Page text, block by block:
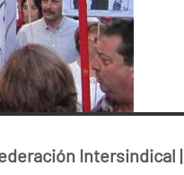
Intersindical |